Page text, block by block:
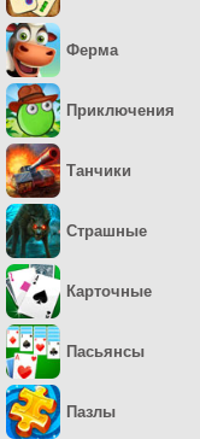
Ферма
Приключения
Танчики
Страшные
Карточные
Пасьянсы
Пазлы